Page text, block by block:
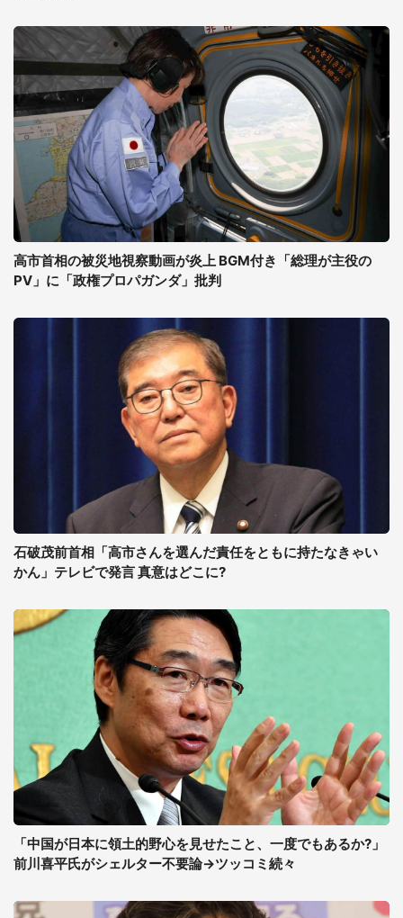
高市首相の被災地視察動画が炎上 BGM付き「総理が主役の
PV」に「政権プロパガンダ」批判
石破茂前首相「高市さんを選んだ責任をともに持たなきゃい
かん」テレビで発言 真意はどこに?
「中国が日本に領土的野心を見せたこと、一度でもあるか?」
前川喜平氏がシェルター不要論→ツッコミ続々